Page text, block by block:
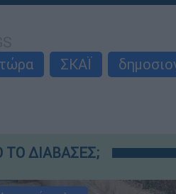
ΣΚΑΪ
ΤΟ ΔΙΑΒΑΣΕΣ;